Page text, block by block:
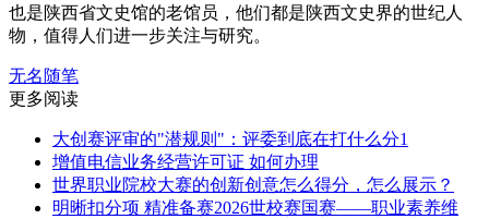
也是陕西省文史馆的老馆员，他们都是陕西文史界的世纪人
物，值得人们进一步关注与研究。
无名随笔
更多阅读
大创赛评审的"潜规则"：评委到底在打什么分1
增值电信业务经营许可证 如何办理
世界职业院校大赛的创新创意怎么得分，怎么展示？
明晰扣分项 精准备赛2026世校赛国赛——职业素养维